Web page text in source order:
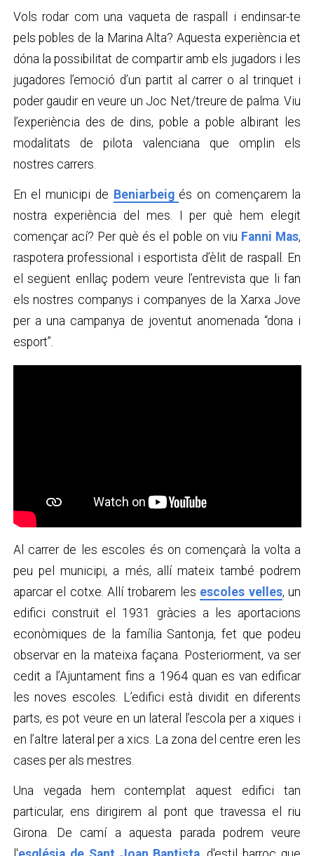
Vols rodar com una vaqueta de raspall i endinsar-te
pels pobles de la Marina Alta? Aquesta experiència et
dóna la possibilitat de compartir amb els jugadors i les
jugadores l’emoció d’un partit al carrer o al trinquet i
poder gaudir en veure un Joc Net/treure de palma. Viu
l’experiència des de dins, poble a poble albirant les
modalitats de pilota valenciana que omplin els
nostres carrers.
En el municipi de Beniarbeig és on començarem la
nostra experiència del mes. I per què hem elegit
començar ací? Per què és el poble on viu Fanni Mas,
raspotera professional i esportista d’èlit de raspall. En
el següent enllaç podem veure l’entrevista que li fan
els nostres companys i companyes de la Xarxa Jove
per a una campanya de joventut anomenada “dona i
esport”.
Al carrer de les escoles és on començarà la volta a
peu pel municipi, a més, allí mateix també podrem
aparcar el cotxe. Allí trobarem les escoles velles, un
edifici construït el 1931 gràcies a les aportacions
econòmiques de la família Santonja, fet que podeu
observar en la mateixa façana. Posteriorment, va ser
cedit a l’Ajuntament fins a 1964 quan es van edificar
les noves escoles. L’edifici està dividit en diferents
parts, es pot veure en un lateral l’escola per a xiques i
en l’altre lateral per a xics. La zona del centre eren les
cases per als mestres.
Una vegada hem contemplat aquest edifici tan
particular, ens dirigirem al pont que travessa el riu
Girona. De camí a aquesta parada podrem veure